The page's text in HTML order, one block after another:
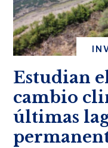
Estudian
cambio
últimas